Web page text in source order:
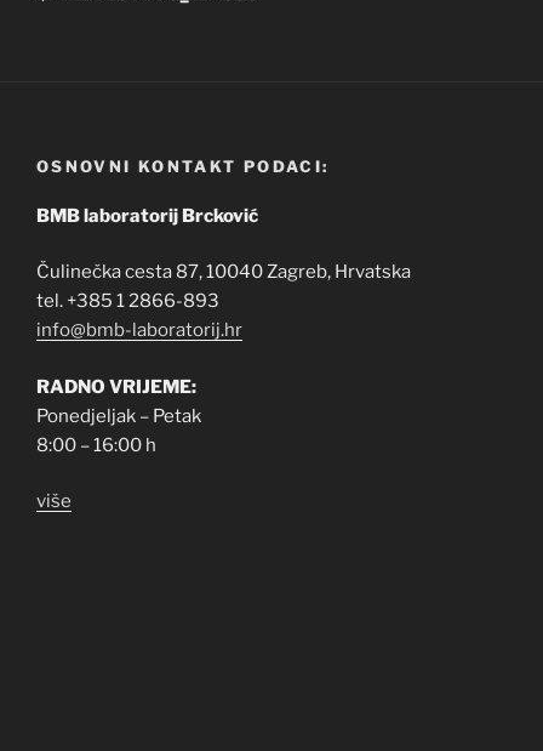
OSNOVNI KONTAKT PODACI:
BMB laboratorij Brcković
Čulinečka cesta 87, 10040 Zagreb, Hrvatska
tel. +385 1 2866-893
info@bmb-laboratorij.hr
RADNO VRIJEME:
Ponedjeljak – Petak
8:00 – 16:00 h
više